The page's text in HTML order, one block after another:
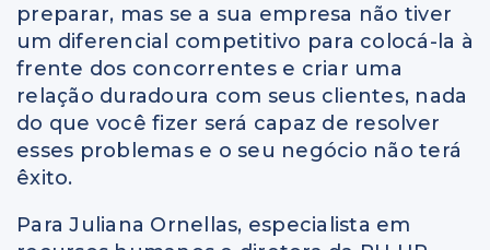
preparar, mas se a sua empresa não tiver
um diferencial competitivo para colocá-la à
frente dos concorrentes e criar uma
relação duradoura com seus clientes, nada
do que você fizer será capaz de resolver
esses problemas e o seu negócio não terá
êxito.
Para Juliana Ornellas, especialista em